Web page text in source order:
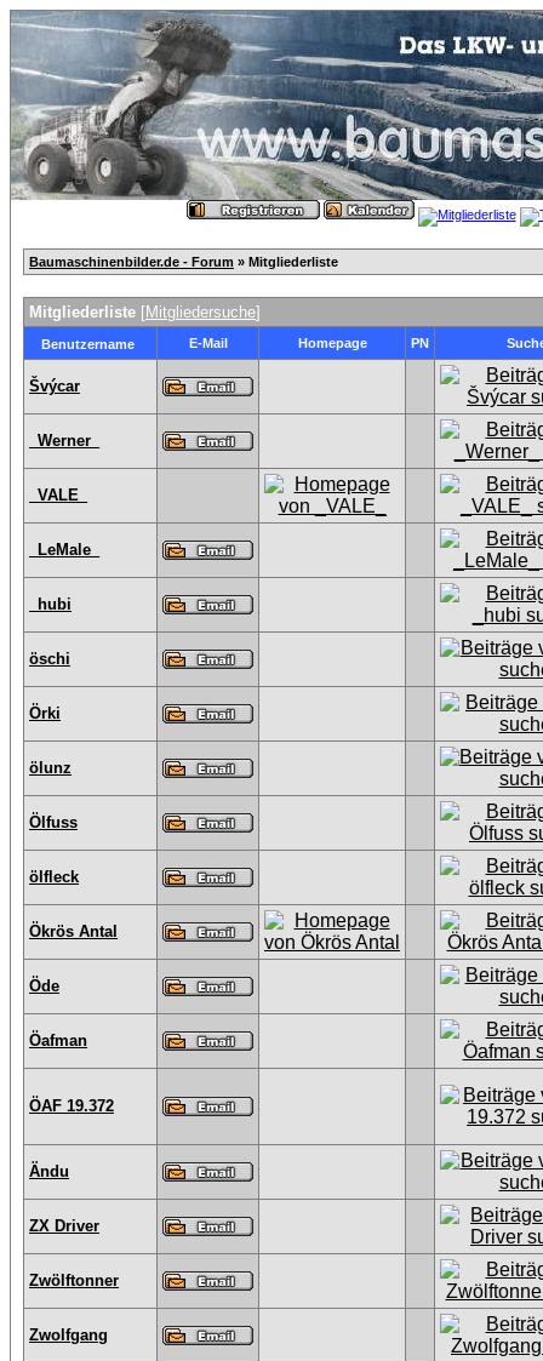
Baumaschinenbilder.de - Forum » Mitgliederliste
Mitgliederliste [Mitgliedersuche]
Benutzername E-Mail Homepage PN
Švýcar
_Werner_
_VALE_
_LeMale_
_hubi
öschi
Örki
ölunz
Ölfuss
ölfleck
Ökrös Antal
Öde
Öafman
ÖAF 19.372
Ändu
ZX Driver
Zwölftonner
Zwolfgang